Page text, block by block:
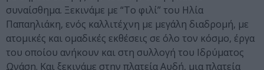
συναίσθημα. Ξεκινάμε με “Το φιλί” του Ηλία
Παπαηλιάκη, ενός καλλιτέχνη με μεγάλη διαδρομή, με
ατομικές και ομαδικές εκθέσεις σε όλο τον κόσμο, έργα
του οποίου ανήκουν και στη συλλογή του Ιδρύματος
Ωνάση. Και ξεκινάμε στην πλατεία Αυδή, μια πλατεία